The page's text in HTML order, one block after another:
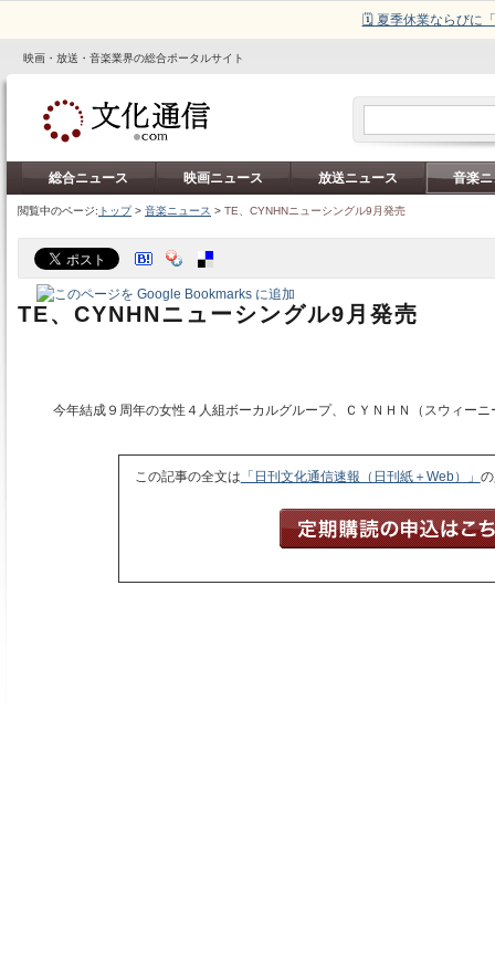
🗓️ 夏季休業ならびに
映画・放送・音楽業界の総合ポータルサイト
総合ニュース 映画ニュース 放送ニュース 音楽
閲覧中のページ: トップ> 音楽ニュース > TE、CYNHNニューシングル9月発売
TE、CYNHNニューシングル9月発売
今年結成９周年の女性４人組ボーカルグループ、ＣＹＮＨＮ（スウィー
この記事の全文は 「日刊文化通信速報（日刊紙＋Web）」